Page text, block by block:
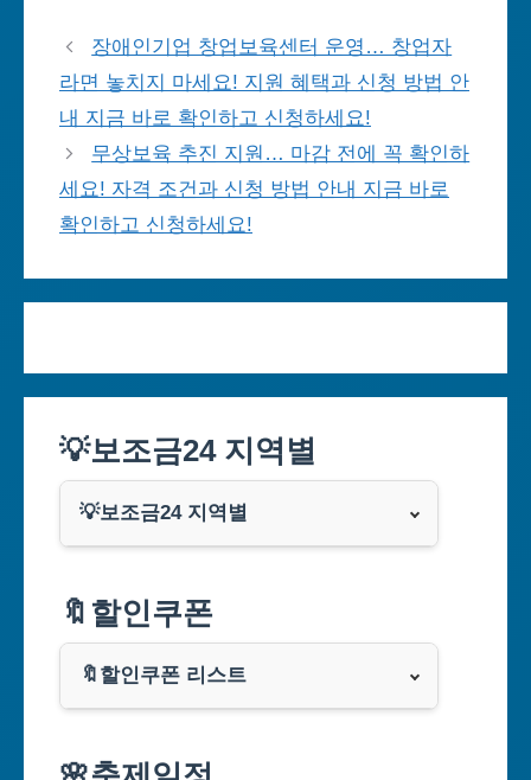
장애인기업 창업보육센터 운영… 창업자
라면 놓치지 마세요! 지원 혜택과 신청 방법 안
내 지금 바로 확인하고 신청하세요!
무상보육 추진 지원… 마감 전에 꼭 확인하
세요! 자격 조건과 신청 방법 안내 지금 바로
확인하고 신청하세요!
💡보조금24 지역별
💡보조금24 지역별
부산광역시
대구광역시
인천광역시
🔖할인쿠폰
🔖할인쿠폰 리스트